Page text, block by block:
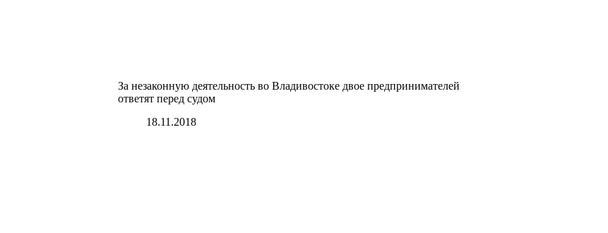
За незаконную деятельность во Владивостоке двое предпринимателей
ответят перед судом
18.11.2018